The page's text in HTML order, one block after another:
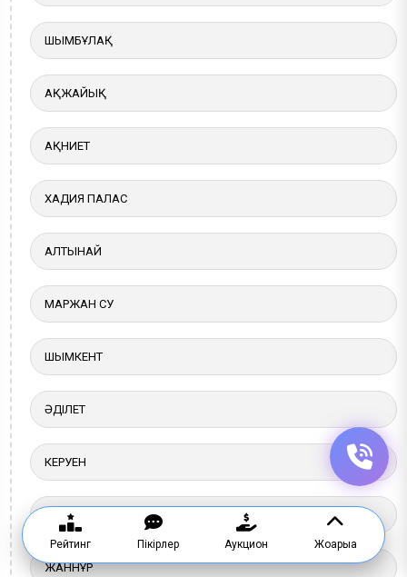
ШЫМБҰЛАҚ
АҚЖАЙЫҚ
АҚНИЕТ
ХАДИЯ ПАЛАС
АЛТЫНАЙ
МАРЖАН СУ
ШЫМКЕНТ
ӘДІЛЕТ
КЕРУЕН
НҰР-АСЫЛ
ЖАННҰР
Рейтинг Пікірлер Аукцион Жоғарыға